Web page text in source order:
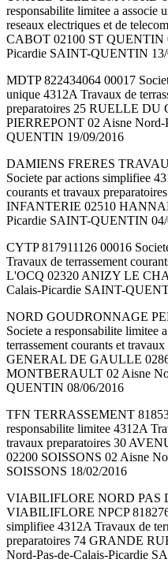
responsabilite limitee a associe
reseaux electriques et de
CABOT 02100 ST QUENTIN
Picardie SAINT-QUENTIN
MDTP 822434064 00017
unique 4312A Travaux de
preparatoires 25 RUELLE
PIERREPONT 02 Aisne Nord-
QUENTIN 19/09/2016
DAMIENS FRERES
Societe par actions simplifiee
courants et travaux
INFANTERIE 02510
Picardie SAINT-QUENTIN
CYTP 817911126 00016
Travaux de terrassement
L'OCQ 02320 ANIZY LE
Calais-Picardie SAINT-
NORD GOUDRONNAGE
Societe a responsabilite limitee
terrassement courants et
GENERAL DE GAULLE
MONTBERAULT 02 Aisne
QUENTIN 08/06/2016
TFN TERRASSEMENT
responsabilite limitee 4312A
travaux preparatoires 30
02200 SOISSONS 02 Aisne
SOISSONS 18/02/2016
VIABILIFLORE NORD PAS
VIABILIFLORE NPCP
simplifiee 4312A Travaux de
preparatoires 74 GRANDE
Nord-Pas-de-Calais-Picardie